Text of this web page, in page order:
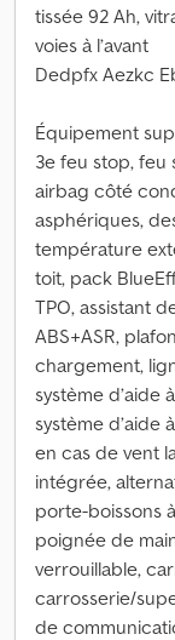
tissée 92 Ah,
voies à l’avant
Dedpfx Aezkc
Équipement
3e feu stop, feu
airbag côté
asphériques,
température
toit, pack
TPO, assistant
ABS+ASR,
chargement,
système d’aide
système d’aide
en cas de vent
intégrée,
porte-boissons
poignée de
verrouillable,
carrosserie/
de